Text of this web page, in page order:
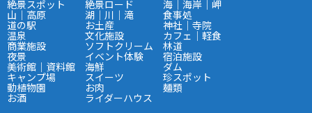
絶景スポット 絶景ロード 海｜海岸｜岬
山｜高原 湖｜川｜滝 食事処
道の駅 お土産 神社｜寺院
温泉 文化施設 カフェ｜軽食
商業施設 ソフトクリーム 林道
夜景 イベント体験 宿泊施設
美術館｜資料館 海鮮 ダム
キャンプ場 スイーツ 珍スポット
動植物園 お肉 麺類
お酒 ライダーハウス